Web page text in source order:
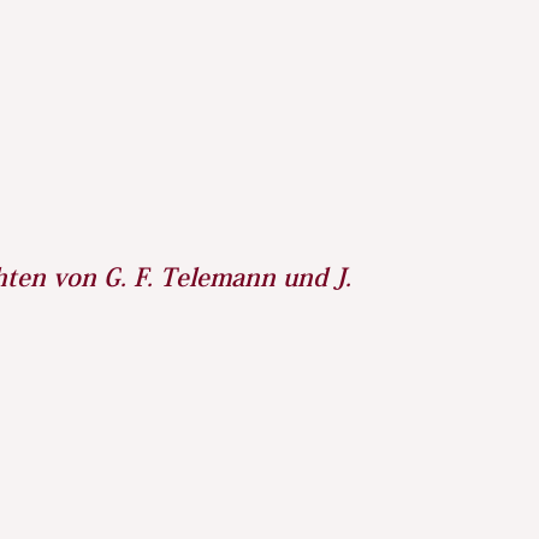
von G. F. Telemann und J.